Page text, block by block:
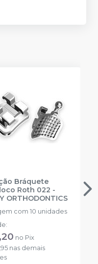
Bráquete
Roth 022 -
ORTHODONTICS
com 10 unidades
:
no Pix
nas demais